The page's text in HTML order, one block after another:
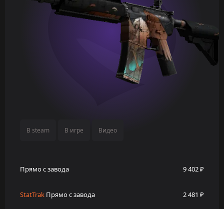
В steam В игре Видео
Прямо с завода 9 402 ₽
StatTrak Прямо с завода 2 481 ₽